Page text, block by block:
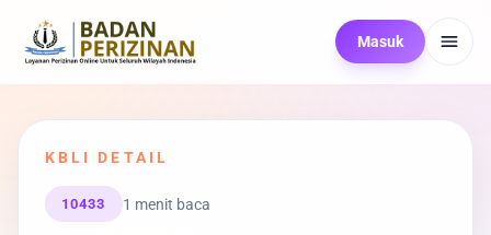
Masuk
KBLI DETAIL
10433 1 menit baca